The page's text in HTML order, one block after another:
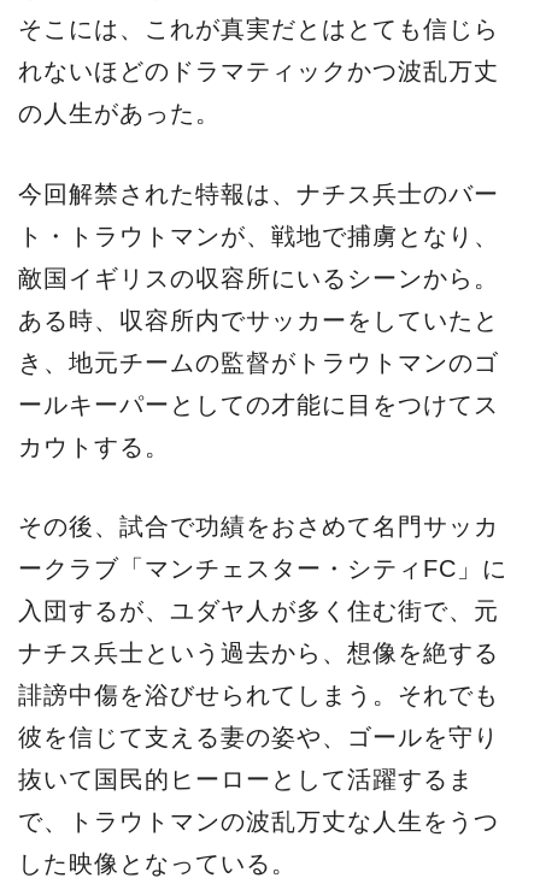
そこには、これが真実だとはとても信じら
れないほどのドラマティックかつ波乱万丈
の人生があった。
今回解禁された特報は、ナチス兵士のバー
ト・トラウトマンが、戦地で捕虜となり、
敵国イギリスの収容所にいるシーンから。
ある時、収容所内でサッカーをしていたと
き、地元チームの監督がトラウトマンのゴ
ールキーパーとしての才能に目をつけてス
カウトする。
その後、試合で功績をおさめて名門サッカ
ークラブ「マンチェスター・シティFC」に
入団するが、ユダヤ人が多く住む街で、元
ナチス兵士という過去から、想像を絶する
誹謗中傷を浴びせられてしまう。それでも
彼を信じて支える妻の姿や、ゴールを守り
抜いて国民的ヒーローとして活躍するま
で、トラウトマンの波乱万丈な人生をうつ
した映像となっている。